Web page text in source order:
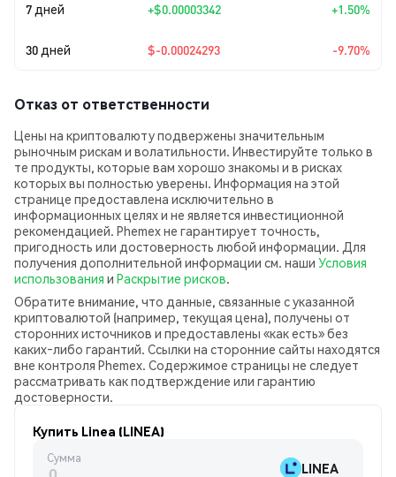
7 дней +$0.00003342 +1.50%
30 дней $-0.00024293 -9.70%
Отказ от ответственности
Цены на криптовалюту подвержены значительным
рыночным рискам и волатильности. Инвестируйте только в
те продукты, которые вам хорошо знакомы и в рисках
которых вы полностью уверены. Информация на этой
странице предоставлена исключительно в
информационных целях и не является инвестиционной
рекомендацией. Phemex не гарантирует точность,
пригодность или достоверность любой информации. Для
получения дополнительной информации см. наши Условия
использования и Раскрытие рисков.
Обратите внимание, что данные, связанные с указанной
криптовалютой (например, текущая цена), получены от
сторонних источников и предоставлены «как есть» без
каких‑либо гарантий. Ссылки на сторонние сайты находятся
вне контроля Phemex. Содержимое страницы не следует
рассматривать как подтверждение или гарантию
достоверности.
Купить Linea (LINEA)
Сумма
LINEA